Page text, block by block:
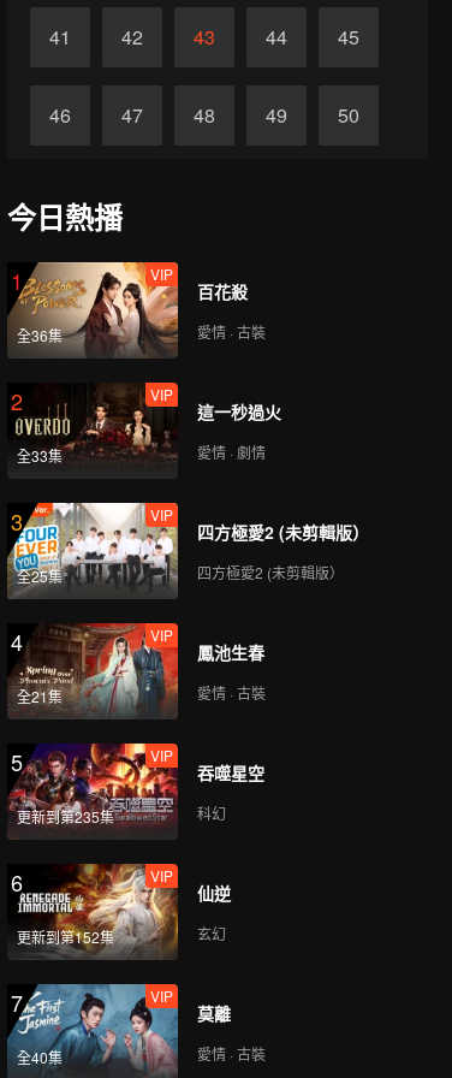
41 42 43 44 45
46 47 48 49 50
56 57
今日熱播
1
全36集
VIP
百花殺
愛情 · 古裝
2
全33集
VIP
這一秒過火
愛情 · 劇情
3
全25集
VIP
四方極愛2 (未剪輯版）
四方極愛2 (未剪輯版）
4
全21集
VIP
鳳池生春
愛情 · 古裝
5
更新到第235集
VIP
吞噬星空
科幻
6
更新到第152集
VIP
仙逆
玄幻
7
全40集
VIP
莫離
愛情 · 古裝